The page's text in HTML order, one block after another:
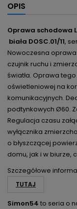
OPIS
Oprawa schodowa
biała DOSC.01/11,
Nowoczesna
czujnik ruchu i
światła. Oprawa
oświetleniowej na
komunikacyjnych.
podtynkowych Ø60.
Regulacja czasu
wyłącznika
o błyszczącej
domu, jak i w biurze,
Szczegółowe
TUTAJ
Simon54 to seria o